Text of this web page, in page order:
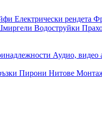
Електрически рендета
Водоструйки
Аудио, видео
Пирони Нитове